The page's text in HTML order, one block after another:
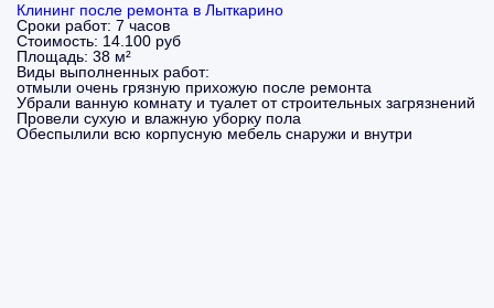
Клининг после ремонта в Лыткарино
Сроки работ: 7 часов
Стоимость: 14.100 руб
Площадь: 38 м²
Виды выполненных работ:
отмыли очень грязную прихожую после ремонта
Убрали ванную комнату и туалет от строительных загрязнений
Провели сухую и влажную уборку пола
Обеспылили всю корпусную мебель снаружи и внутри